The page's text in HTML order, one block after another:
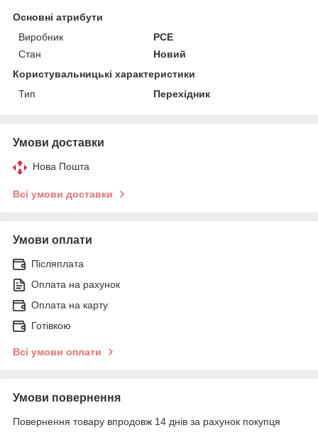
Основні атрибути
Виробник
PCE
Стан
Новий
Користувальницькі характеристики
Тип
Перехідник
Умови доставки
Нова Пошта
Всі умови доставки
Умови оплати
Післяплата
Оплата на рахунок
Оплата на карту
Готівкою
Всі умови оплати
Умови повернення
Повернення товару впродовж 14 днів за рахунок покупця